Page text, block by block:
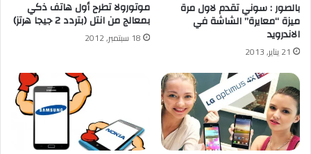
بالصور : سوني تقدم لاول مرة
ميزة “معايرة” الشاشة في
الاندرويد
21 يناير, 2013
موتورولا تطرح أول هاتف ذكي
بمعالج من انتل (بتردد 2 جيجا هرتز)
18 سبتمبر, 2012